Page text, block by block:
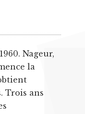
Nageur,
la
Trois ans